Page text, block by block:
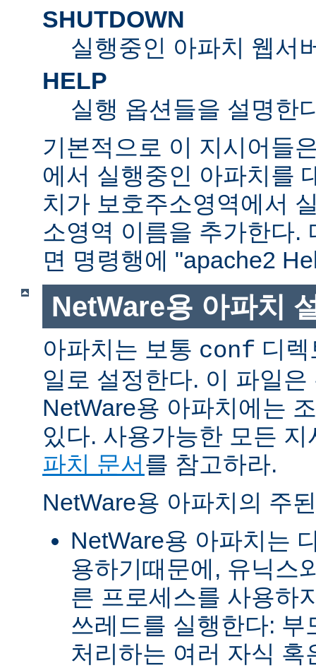
SHUTDOWN
실행중인 아파치 웹서
HELP
실행 옵션들을 설명한
기본적으로 이 지시어들
에서 실행중인 아파치를
치가 보호주소영역에서
소영역 이름을 추가한다.
면 명령행에 "apache2
NetWare용 아파치
아파치는 보통 conf 디
일로 설정한다. 이 파일
NetWare용 아파치에는
있다. 사용가능한 모든
파치 문서를 참고하라.
NetWare용 아파치의 주
NetWare용 아파치는
용하기때문에, 유닉스
른 프로세스를 사용하
쓰레드를 실행한다: 부
처리하는 여러 자식 혹